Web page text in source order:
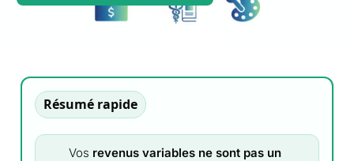
Résumé rapide
Vos revenus variables ne sont pas un